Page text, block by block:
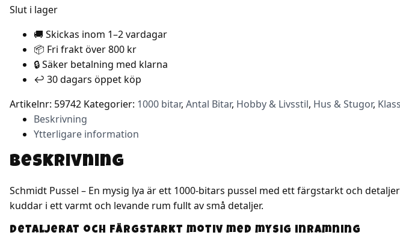
Slut i lager
🚚 Skickas inom 1–2 vardagar
📦 Fri frakt över 800 kr
🔒 Säker betalning med klarna
↩️ 30 dagars öppet köp
Artikelnr: 59742 Kategorier: 1000 bitar, Antal Bitar, Hobby & Livsstil, Hus & Stugor,
Beskrivning
Ytterligare information
Beskrivning
Schmidt Pussel – En mysig lya är ett 1000-bitars pussel med ett färgstarkt och
kuddar i ett varmt och levande rum fullt av små detaljer.
Detaljerat och färgstarkt motiv med mysig inramning